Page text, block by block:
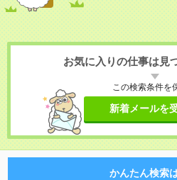
お気に入りの仕事は見
この検索条件を
新着メールを
かんたん検索